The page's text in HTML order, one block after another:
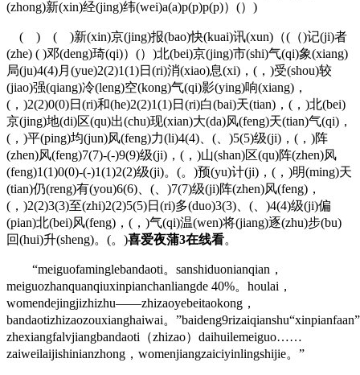
(zhong)新(xin)经(jing)纬(wei)a(a)p(p)p(p)）(）)
( ) ( )新(xin)京(jing)报(bao)快(kuai)讯(xun)（(（)记(ji)者
(zhe) ( )邓(deng)琦(qi)）(）)北(bei)京(jing)市(shi)气(qi)象(xiang)
局(ju)4(4)月(yue)2(2)1(1)日(ri)消(xiao)息(xi)，(，)受(shou)较
(jiao)强(qiang)冷(leng)空(kong)气(qi)影(ying)响(xiang)，
(，)2(2)0(0)日(ri)和(he)2(2)1(1)日(ri)白(bai)天(tian)，(，)北(bei)
京(jing)地(di)区(qu)出(chu)现(xian)大(da)风(feng)天(tian)气(qi)，
(，)平(ping)均(jun)风(feng)力(li)4(4)、(、)5(5)级(ji)，(，)阵
(zhen)风(feng)7(7)-(-)9(9)级(ji)，(，)山(shan)区(qu)阵(zhen)风
(feng)1(1)0(0)-(-)1(1)2(2)级(ji)。(。)预(yu)计(ji)，(，)明(ming)天
(tian)仍(reng)有(you)6(6)、(、)7(7)级(ji)阵(zhen)风(feng)，
(，)2(2)3(3)至(zhi)2(2)5(5)日(ri)多(duo)3(3)、(、)4(4)级(ji)偏
(pian)北(bei)风(feng)，(，)气(qi)温(wen)将(jiang)逐(zhu)步(bu)
回(hui)升(sheng)。(。)喜爱夜蒲3在线看。
“meiguofaminglebandaoti。sanshiduonianqian，
meiguozhanquanqiuxinpianchanliangde 40%。houlai，
womendejingjizhizhu——zhizaoyebeitaokong，
bandaotizhizaozouxianghaiwai。
zhexiangfalvjiangbandaoti（zhizao）daihuilemeiguo……
zaiweilaijishinianzhong，womenjiangzaiciyinlingshijie。”